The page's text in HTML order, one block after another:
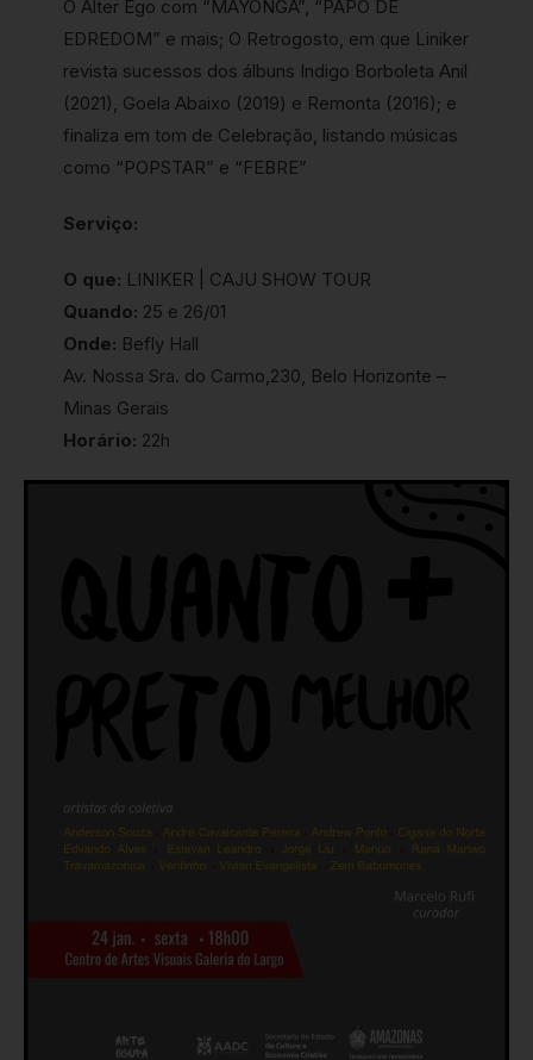
O Alter Ego com “MAYONGA”, “PAPO DE
EDREDOM” e mais; O Retrogosto, em que Liniker
revista sucessos dos álbuns Indigo Borboleta Anil
(2021), Goela Abaixo (2019) e Remonta (2016); e
finaliza em tom de Celebração, listando músicas
como “POPSTAR” e “FEBRE”
Serviço:
O que: LINIKER | CAJU SHOW TOUR
Quando: 25 е 26/01
Onde: Befly Hall
Av. Nossa Sra. do Carmo,230, Belo Horizonte –
Minas Gerais
Horário: 22h